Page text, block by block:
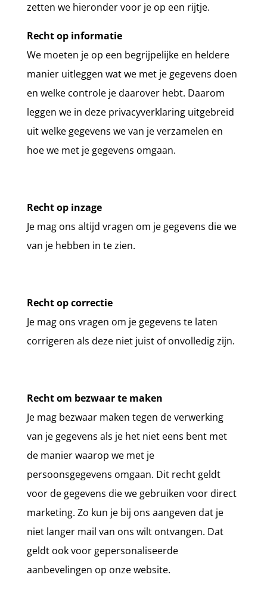
zetten we hieronder voor je op een rijtje.
Recht op informatie
We moeten je op een begrijpelijke en heldere
manier uitleggen wat we met je gegevens doen
en welke controle je daarover hebt. Daarom
leggen we in deze privacyverklaring uitgebreid
uit welke gegevens we van je verzamelen en
hoe we met je gegevens omgaan.
Recht op inzage
Je mag ons altijd vragen om je gegevens die we
van je hebben in te zien.
Recht op correctie
Je mag ons vragen om je gegevens te laten
corrigeren als deze niet juist of onvolledig zijn.
Recht om bezwaar te maken
Je mag bezwaar maken tegen de verwerking
van je gegevens als je het niet eens bent met
de manier waarop we met je
persoonsgegevens omgaan. Dit recht geldt
voor de gegevens die we gebruiken voor direct
marketing. Zo kun je bij ons aangeven dat je
niet langer mail van ons wilt ontvangen. Dat
geldt ook voor gepersonaliseerde
aanbevelingen op onze website.